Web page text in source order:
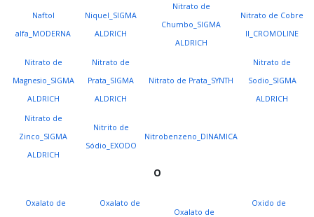
Naftol
alfa_MODERNA
Niquel_SIGMA
ALDRICH
Nitrato de
Chumbo_SIGMA
ALDRICH
Nitrato de Cobre
II_CROMOLINE
Nitrato de
Magnesio_SIGMA
ALDRICH
Nitrato de
Prata_SIGMA
ALDRICH
Nitrato de Prata_SYNTH
Nitrato de
Sodio_SIGMA
ALDRICH
Nitrato de
Zinco_SIGMA
ALDRICH
Nitrito de
Sódio_EXODO
Nitrobenzeno_DINAMICA
O
Oxalato de
Oxalato de
Oxalato de
Oxido de